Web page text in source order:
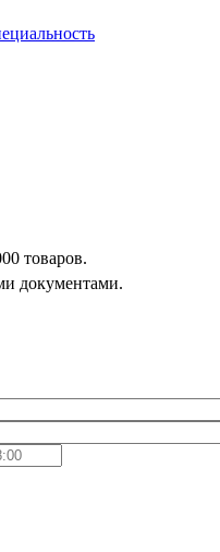
товаров.
документами.